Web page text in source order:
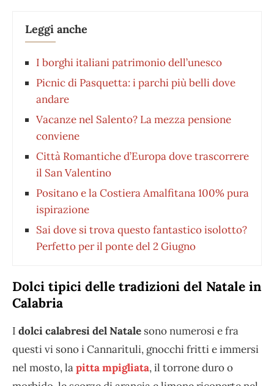
Leggi anche
I borghi italiani patrimonio dell’unesco
Picnic di Pasquetta: i parchi più belli dove
andare
Vacanze nel Salento? La mezza pensione
conviene
Città Romantiche d’Europa dove trascorrere
il San Valentino
Positano e la Costiera Amalfitana 100% pura
ispirazione
Sai dove si trova questo fantastico isolotto?
Perfetto per il ponte del 2 Giugno
Dolci tipici delle tradizioni del Natale in
Calabria
I dolci calabresi del Natale sono numerosi e fra
questi vi sono i Cannarituli, gnocchi fritti e immersi
nel mosto, lapitta mpigliata, il torrone duro o